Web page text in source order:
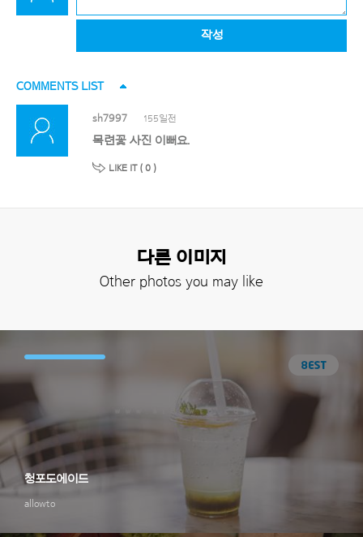
작성
COMMENTS LIST
sh7997 155일전
목련꽃 사진 이뻐요.
LIKE IT ( 0 )
다른 이미지
Other photos you may like
allowto
청포도에이드